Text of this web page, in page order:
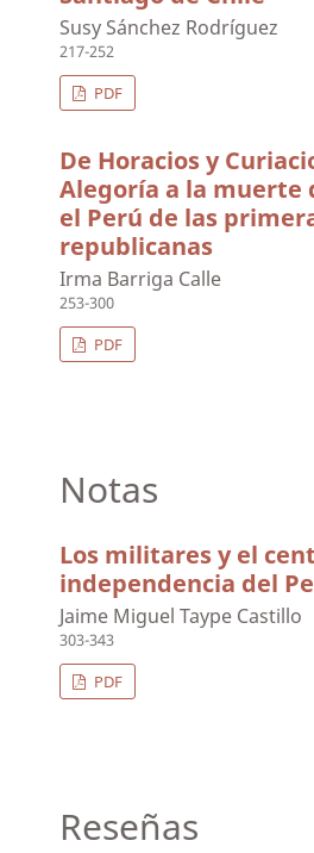
Susy Sánchez Rodríguez
217-252
PDF
De Horacios y
Alegoría a la muerte
el Perú de las
republicanas
Irma Barriga Calle
253-300
PDF
Notas
Los militares y el
independencia del
Jaime Miguel Taype Castillo
303-343
PDF
Reseñas